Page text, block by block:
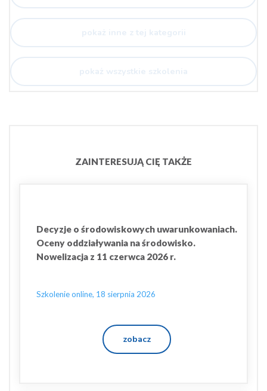
pokaż inne z tej kategorii
pokaż wszystkie szkolenia
ZAINTERESUJĄ CIĘ TAKŻE
Decyzje o środowiskowych uwarunkowaniach.
Oceny oddziaływania na środowisko.
Nowelizacja z 11 czerwca 2026 r.
Szkolenie online, 18 sierpnia 2026
zobacz